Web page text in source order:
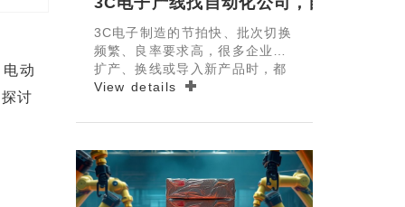
动
讨
3C电子制造的节拍快、批次切换
频繁、良率要求高，很多企业在
扩产、换线或导入新产品时，都
会碰到同一个核心问题：3C电子
和检测怎么配，才能真正做到提
View details